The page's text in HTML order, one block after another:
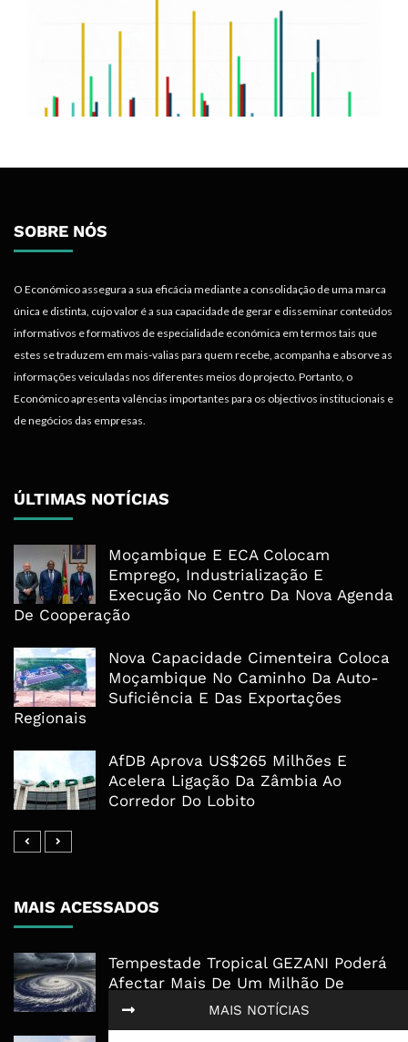
MAIS NOTÍCIAS
SOBRE NÓS
O Económico assegura a sua eficácia mediante a consolidação de uma marca
única e distinta, cujo valor é a sua capacidade de gerar e disseminar conteúdos
informativos e formativos de especialidade económica em termos tais que
estes se traduzem em mais-valias para quem recebe, acompanha e absorve as
informações veiculadas nos diferentes meios do projecto. Portanto, o
Económico apresenta valências importantes para os objectivos institucionais e
de negócios das empresas.
ÚLTIMAS NOTÍCIAS
Moçambique E ECA Colocam
Emprego, Industrialização E
Execução No Centro Da Nova Agenda
De Cooperação
Nova Capacidade Cimenteira Coloca
Moçambique No Caminho Da Auto-
Suficiência E Das Exportações
Regionais
AfDB Aprova US$265 Milhões E
Acelera Ligação Da Zâmbia Ao
Corredor Do Lobito
MAIS ACESSADOS
Tempestade Tropical GEZANI Poderá
Afectar Mais De Um Milhão De
Pessoas No Centro E Sul ...